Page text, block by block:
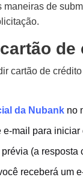
maneiras de
cartão de
da Nubank no
e-mail para iniciar
(a resposta
receberá um